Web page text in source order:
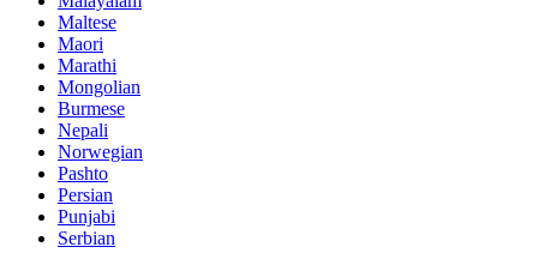
Maltese
Maori
Marathi
Mongolian
Burmese
Nepali
Norwegian
Pashto
Persian
Punjabi
Serbian